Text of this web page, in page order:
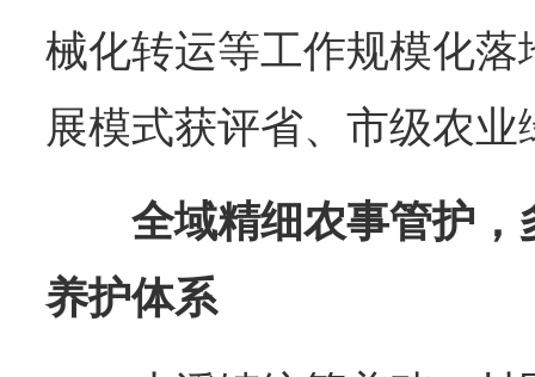
械化转运等工作规模化
展模式获评省、市级农
全域精细农事管护
养护体系